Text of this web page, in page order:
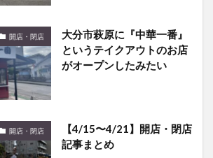
開店・閉店
大分市萩原に『中華一番』
というテイクアウトのお店
がオープンしたみたい
開店・閉店
【4/15〜4/21】開店・閉店
記事まとめ